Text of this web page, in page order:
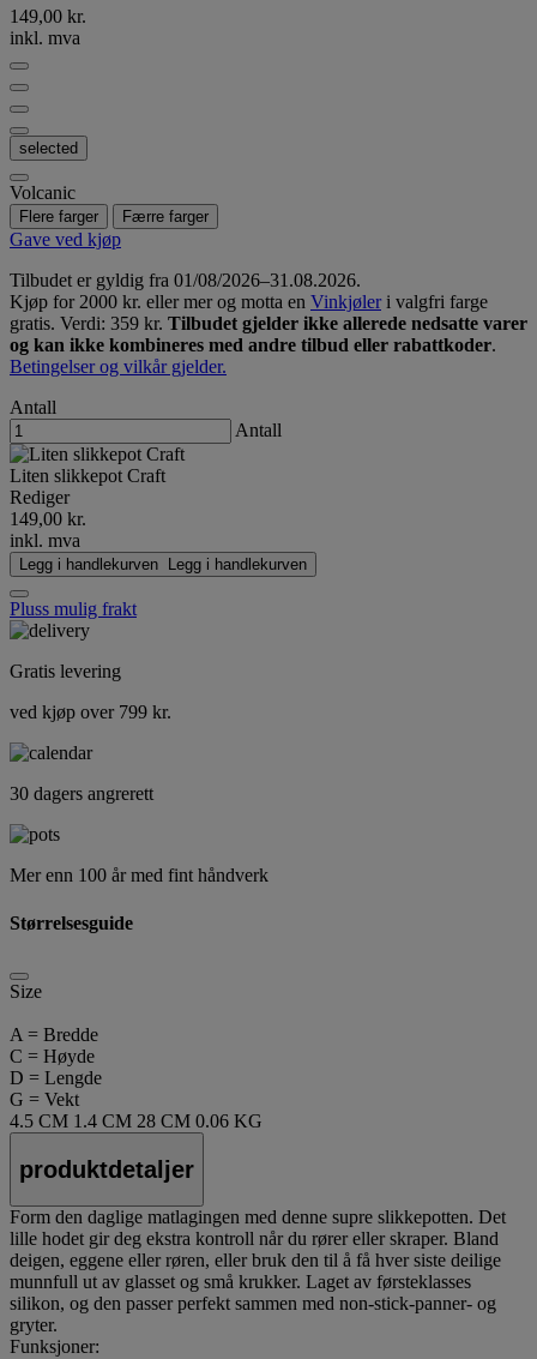
149,00 kr.
inkl. mva
selected
Volcanic
Flere farger Færre farger
Gave ved kjøp
Tilbudet er gyldig fra 01/08/2026–31.08.2026.
Kjøp for 2000 kr. eller mer og motta en Vinkjøleri valgfri farge
gratis. Verdi: 359 kr. Tilbudet gjelder ikke allerede nedsatte varer
og kan ikke kombineres med andre tilbud eller rabattkoder.
Betingelser og vilkår gjelder.
Antall
Antall
Liten slikkepot Craft
Rediger
149,00 kr.
inkl. mva
Legg i handlekurven Legg i handlekurven
Pluss mulig frakt
Gratis levering
ved kjøp over 799 kr.
30 dagers angrerett
Mer enn 100 år med fint håndverk
Størrelsesguide
Size
A = Bredde
C = Høyde
D = Lengde
G = Vekt
4.5 CM 1.4 CM 28 CM 0.06 KG
produktdetaljer
Form den daglige matlagingen med denne supre slikkepotten. Det
lille hodet gir deg ekstra kontroll når du rører eller skraper. Bland
deigen, eggene eller røren, eller bruk den til å få hver siste deilige
munnfull ut av glasset og små krukker. Laget av førsteklasses
silikon, og den passer perfekt sammen med non-stick-panner- og
gryter.
Funksjoner: